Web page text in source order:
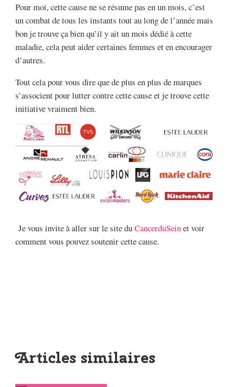
Pour moi, cette cause ne se résume pas en un mois, c’est
un combat de tous les instants tout au long de l’année mais
bon je trouve ça bien qu’il y ait un mois dédié à cette
maladie, cela peut aider certaines femmes et en encourager
d’autres.
Tout cela pour vous dire que de plus en plus de marques
s’associent pour lutter contre cette cause et je trouve cette
initiative vraiment bien.
Je vous invite à aller sur le site duCancerduSeinet voir
comment vous pouvez soutenir cette cause.
Articles similaires